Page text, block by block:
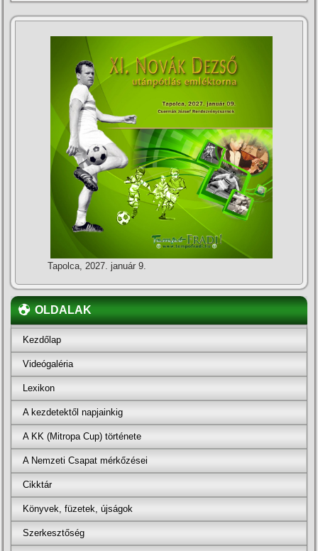
Tapolca, 2027. január 9.
OLDALAK
Kezdőlap
Videógaléria
Lexikon
A kezdetektől napjainkig
A KK (Mitropa Cup) története
A Nemzeti Csapat mérkőzései
Cikktár
Könyvek, füzetek, újságok
Szerkesztőség